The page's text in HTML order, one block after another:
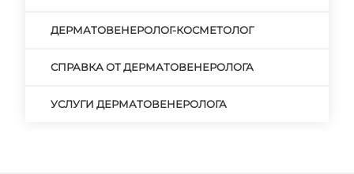
ДЕРМАТОВЕНЕРОЛОГ-КОСМЕТОЛОГ
СПРАВКА ОТ ДЕРМАТОВЕНЕРОЛОГА
УСЛУГИ ДЕРМАТОВЕНЕРОЛОГА